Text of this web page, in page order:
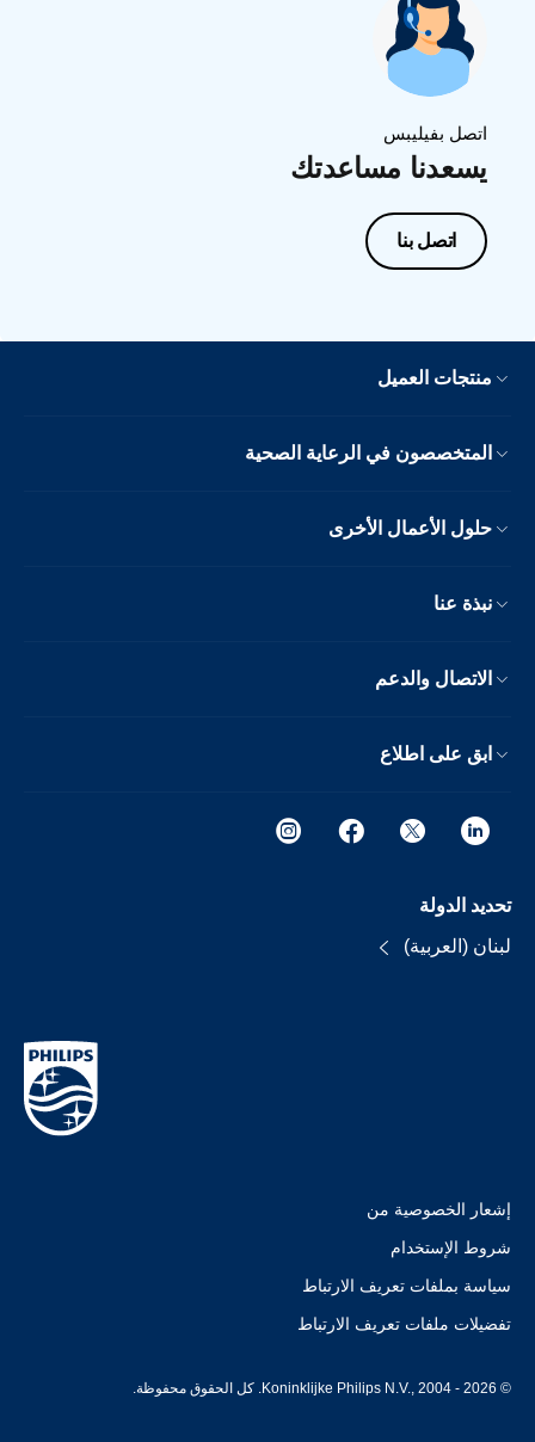
اتصل بفيليبس
يسعدنا مساعدتك
اتصل بنا
منتجات العميل
المتخصصون في الرعاية الصحية
حلول الأعمال الأخرى
نبذة عنا
الاتصال والدعم
ابق على اطلاع
تحديد الدولة
لبنان (العربية)
إشعار الخصوصية من
شروط الإستخدام
سياسة بملفات تعريف الارتباط
تفضيلات ملفات تعريف الارتباط
© Koninklijke Philips N.V., 2004 - 2026. كل الحقوق محفوظة.